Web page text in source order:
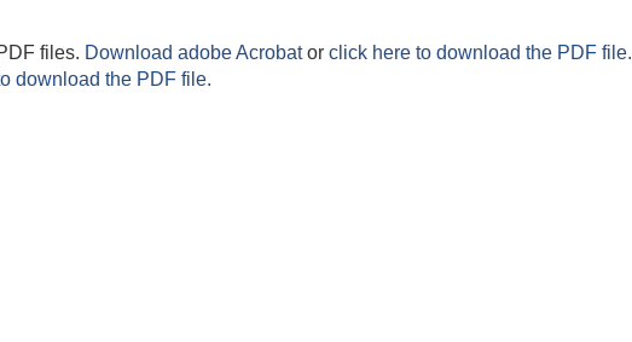
files. Download adobe Acrobator click here to download the PDF file.
download the PDF file.